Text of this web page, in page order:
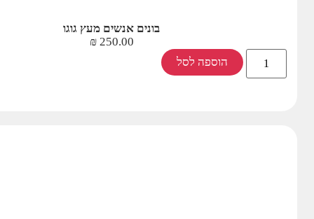
בונים אנשים מעץ גוגו
250.00
₪
הוספה לסל